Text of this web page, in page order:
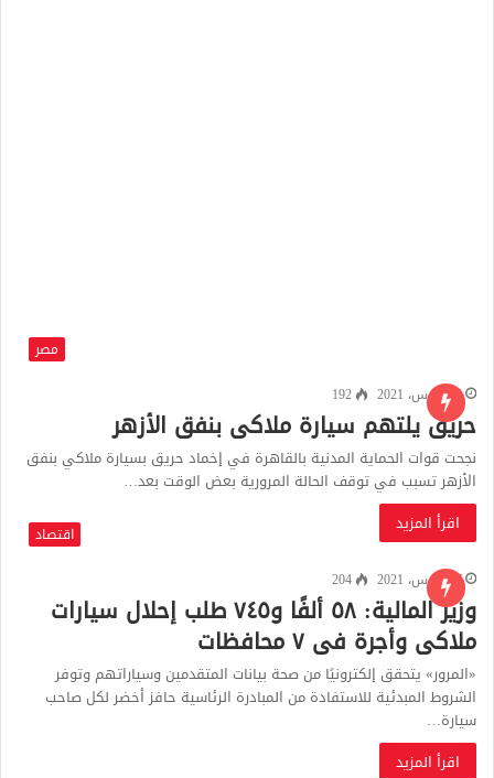
مصر
26 مارس، 2021
192
حريق يلتهم سيارة ملاكى بنفق الأزهر
نجحت قوات الحماية المدنية بالقاهرة في إخماد حريق بسيارة ملاكي بنفق
الأزهر تسبب في توقف الحالة المرورية بعض الوقت بعد…
اقرأ المزيد
اقتصاد
17 مارس، 2021
204
وزير المالية: ٥٨ ألفًا و٧٤٥ طلب إحلال سيارات
ملاكى وأجرة فى ٧ محافظات
«المرور» يتحقق إلكترونيًا من صحة بيانات المتقدمين وسياراتهم وتوفر
الشروط المبدئية للاستفادة من المبادرة الرئاسية حافز أخضر لكل صاحب
سيارة…
اقرأ المزيد